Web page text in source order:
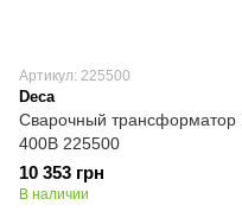
Артикул: 225500
Deca
Сварочный трансформатор
400В 225500
10 353 грн
В наличии